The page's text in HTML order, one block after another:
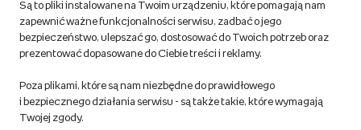
Regulamin empik.com
Pozostałe Regulaminy Empiku
Polityka prywatności empik.com
Są to pliki instalowane na Twoim urządzeniu, które pomagają nam
zapewnić ważne funkcjonalności serwisu, zadbać o jego
bezpieczeństwo, ulepszać go, dostosować do Twoich potrzeb oraz
prezentować dopasowane do Ciebie treści i reklamy.
Poza plikami, które są nam niezbędne do prawidłowego
i bezpiecznego działania serwisu - są także takie, które wymagają
Twojej zgody.